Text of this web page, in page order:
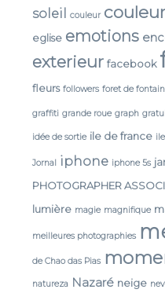
soleil couleur
eglise emotions
exterieur facebook
fleurs followers foret de
graffiti grande roue graph
idée de sortie ile de france
Jornal iphone iphone 5s
PHOTOGRAPHER
lumière magie magnifique
meilleures photographies
de Chao das Pias
natureza Nazaré neige